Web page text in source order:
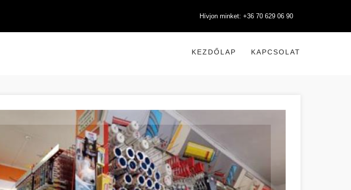
Hívjon minket: +36 70 629 06 90
KEZDŐLAP KAPCSOLAT